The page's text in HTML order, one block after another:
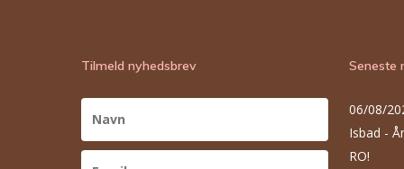
Tilmeld nyhedsbrev Seneste
06/08/
Isbad -
RO!